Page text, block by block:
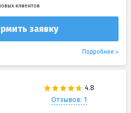
клиентов
заявку
Подробнее
Отзывов: 1